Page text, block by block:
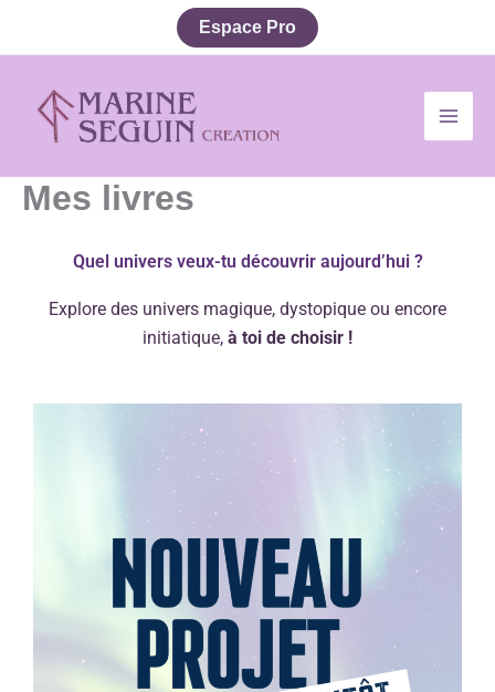
Espace Pro
Mes livres
Quel univers veux-tu découvrir aujourd’hui ?
Explore des univers magique, dystopique ou encore
initiatique, à toi de choisir !